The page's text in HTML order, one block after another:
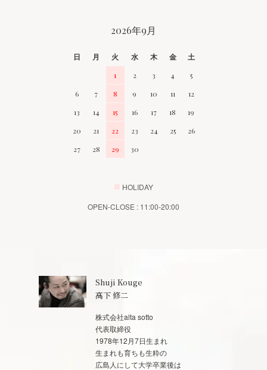
2026年9月
日 月 火 水 木 金
土
1
2 3 4
5
6
7 8 9 10 11
12
13
14 15 16 17 18
19
20
21 22 23 24 25
26
27
28 29 30
HOLIDAY
OPEN-CLOSE : 11:00-20:00
Shuji Kouge
高下 修二
株式会社alta sotto
代表取締役
1978年12月7日生まれ
生まれも育ちも生粋の
広島人にして大学卒業後は